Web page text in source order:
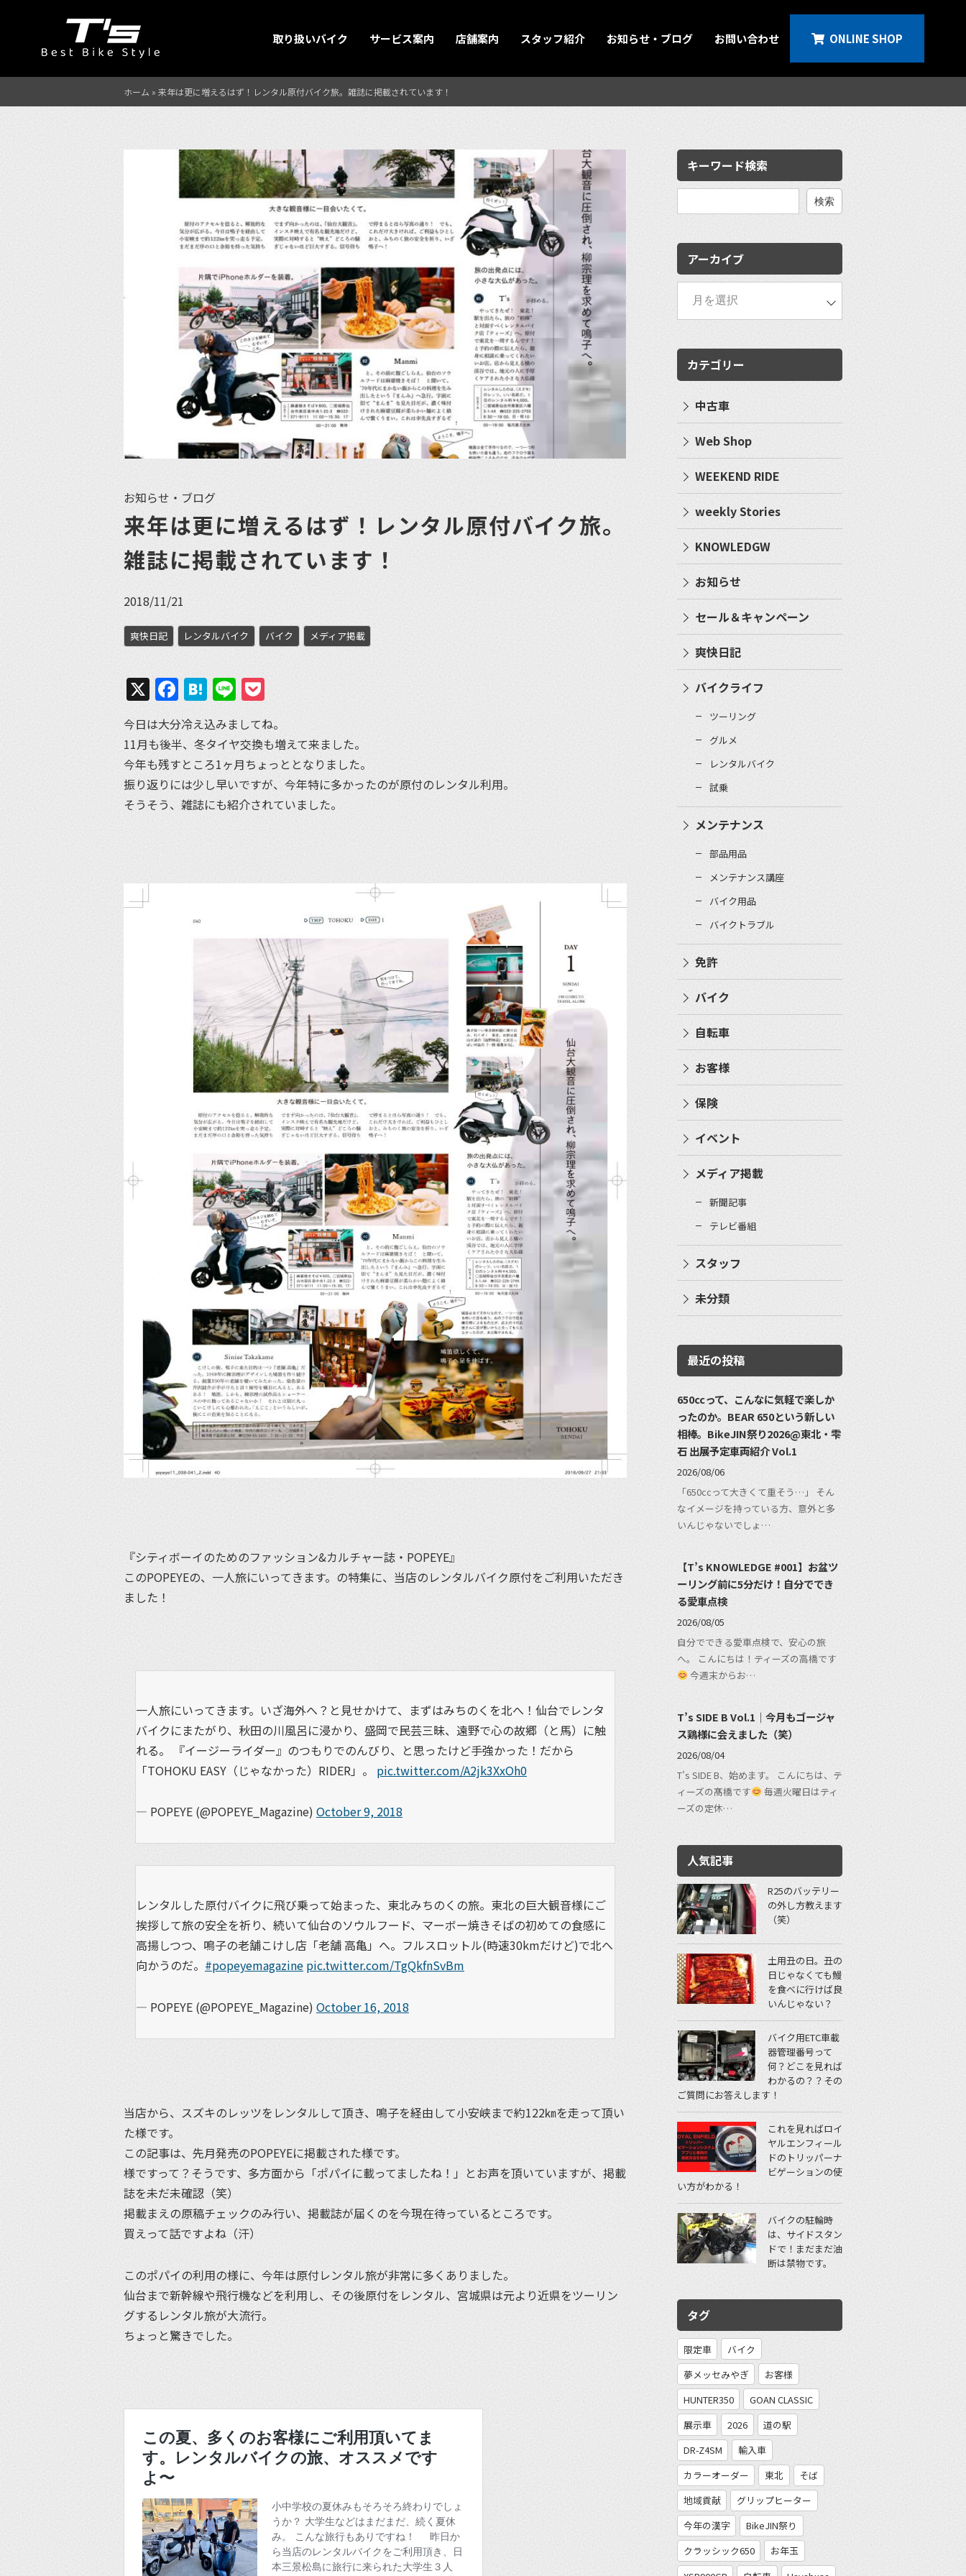
取り扱いバイク サービス案内 店舗案内 スタッフ紹介 お知らせ・ブログ お問い合わせ ONLINE SHOP
ホーム » 来年は更に増えるはず！レンタル原付バイク旅。雑誌に掲載されています！
お知らせ・ブログ
来年は更に増えるはず！レンタル原付バイク旅。
雑誌に掲載されています！
2018/11/21
爽快日記 レンタルバイク バイク メディア掲載
X Facebook
Hatena
Line
今日は大分冷え込みましてね。
11月も後半、冬タイヤ交換も増えて来ました。
今年も残すところ1ヶ月ちょっととなりました。
振り返りには少し早いですが、今年特に多かったのが原付のレンタル利用。
そうそう、雑誌にも紹介されていました。
『シティボーイのためのファッション&カルチャー誌・POPEYE』
このPOPEYEの、一人旅にいってきます。の特集に、当店のレンタルバイク原付をご利用いただき
ました！
一人旅にいってきます。いざ海外へ？と見せかけて、まずはみちのくを北へ！仙台でレンタ
バイクにまたがり、秋田の川風呂に浸かり、盛岡で民芸三昧、遠野で心の故郷（と馬）に触
れる。 『イージーライダー』のつもりでのんびり、と思ったけど手強かった！だから
「TOHOKU EASY（じゃなかった）RIDER」。 pic.twitter.com/A2jk3XxOh0
— POPEYE (@POPEYE_Magazine) October 9, 2018
レンタルした原付バイクに飛び乗って始まった、東北みちのくの旅。東北の巨大観音様にご
挨拶して旅の安全を祈り、続いて仙台のソウルフード、マーボー焼きそばの初めての食感に
高揚しつつ、鳴子の老舗こけし店「老舗 高亀」へ。フルスロットル(時速30kmだけど)で北へ
向かうのだ。 #popeyemagazine pic.twitter.com/TgQkfnSvBm
— POPEYE (@POPEYE_Magazine) October 16, 2018
当店から、スズキのレッツをレンタルして頂き、鳴子を経由して小安峡まで約122㎞を走って頂い
た様です。
この記事は、先月発売のPOPEYEに掲載された様です。
様ですって？そうです、多方面から「ポパイに載ってましたね！」とお声を頂いていますが、掲載
誌を未だ未確認（笑）
掲載まえの原稿チェックのみ行い、掲載誌が届くのを今現在待っているところです。
買えって話ですよね（汗）
このポパイの利用の様に、今年は原付レンタル旅が非常に多くありました。
仙台まで新幹線や飛行機などを利用し、その後原付をレンタル、宮城県は元より近県をツーリン
グするレンタル旅が大流行。
ちょっと驚きでした。
キーワード検索
検
アーカイブ
カテゴリー
中古車
Web Shop
WEEKEND RIDE
weekly Stories
KNOWLEDGW
お知らせ
セール＆キャンペーン
爽快日記
バイクライフ
ツーリング
グルメ
レンタルバイク
試乗
メンテナンス
部品用品
メンテナンス講座
バイク用品
バイクトラブル
免許
バイク
自転車
お客様
保険
イベント
メディア掲載
新聞記事
テレビ番組
スタッフ
未分類
最近の投稿
650ccって、こんなに気軽で楽しか
ったのか。BEAR 650という新しい
相棒。BikeJIN祭り2026@東北・雫
石 出展予定車両紹介 Vol.1
2026/08/06
「650ccって大きくて重そう…」 そん
なイメージを持っている方、意外と多
いんじゃないでしょ…
【T’s KNOWLEDGE #001】お盆ツ
ーリング前に5分だけ！自分ででき
る愛車点検
2026/08/05
自分でできる愛車点検で、安心の旅
へ。 こんにちは！ティーズの高橋です
今週末からお…
T’s SIDE B Vol.1｜今月もゴージャ
ス鶏様に会えました（笑）
2026/08/04
T’s SIDE B、始めます。 こんにちは、テ
ィーズの髙橋です
毎週火曜日はティ
ーズの定休…
人気記事
R25のバッテリー
の外し方教えます
（笑）
土用丑の日。丑の
日じゃなくても鰻
を食べに行けば良
いんじゃない？
バイク用ETC車載
器管理番号って
何？どこを見れば
わかるの？？その
ご質問にお答えします！
これを見ればロイ
ヤルエンフィール
ドのトリッパーナ
ビゲーションの使
い方がわかる！
バイクの駐輪時
は、サイドスタン
ドで！まだまだ油
断は禁物です。
タグ
限定車
バイク
夢メッセみやぎ
お客様
HUNTER350
GOAN CLASSIC
展示車
2026
道の駅
DR-Z4SM
輸入車
カラーオーダー
東北
そば
地域貢献
グリップヒーター
今年の漢字
BikeJIN祭り
クラッシック650
お年玉